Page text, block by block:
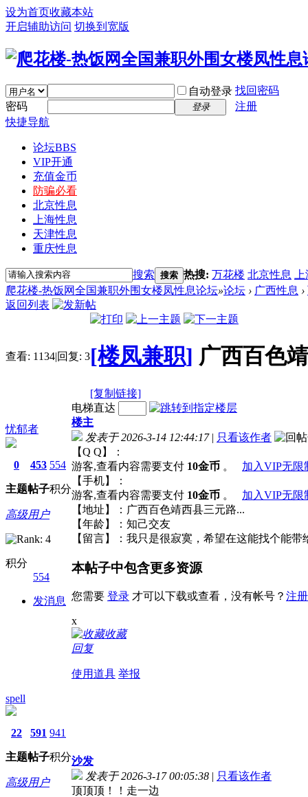
设为首页收藏本站
开启辅助访问 切换到宽版
自动登录 找回密码
密码
登录
注册
快捷导航
论坛BBS
VIP开通
充值金币
防骗必看
北京性息
上海性息
天津性息
重庆性息
搜索 搜索 热搜: 万花楼 北京性息
爬花楼-热饭网全国兼职外围女楼凤性息论坛»论坛 › 广西性息 ›
返回列表
查看: 1134|回复: 3[楼凤兼职] 广西百色
[复制链接]
忧郁者
0
主题
453
帖子
554
积分
高级用户
积分
554
发消息
电梯直达
楼主
发表于 2026-3-14 12:44:17 | 只看该作者
【Q Q】：
游客,查看内容需要支付 10金币 。 加入VIP无限
【手机】：
游客,查看内容需要支付 10金币 。 加入VIP无限
【地址】：广西百色靖西县三元路
【年龄】：知己交友
【留言】：我只是很寂寞，希
本帖子中包含更多资源
您需要 登录 才可以下载或查看，没有帐号？ 注册
x
收藏
回复
使用道具 举报
spell
22
主题
591
帖子
941
积分
高级用户
沙发
发表于 2026-3-17 00:05:38 | 只看该作者
顶顶顶！！走一边